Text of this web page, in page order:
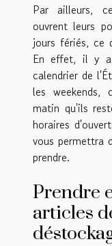
Par ailleurs,
ouvrent leurs
jours fériés, ce
En effet, il y a
calendrier de
les weekends,
matin qu'ils
horaires
vous permettra
prendre.
Prendre
articles